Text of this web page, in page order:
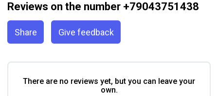
Reviews on the number +79043751438
Share Give feedback
There are no reviews yet, but you can leave your
own.